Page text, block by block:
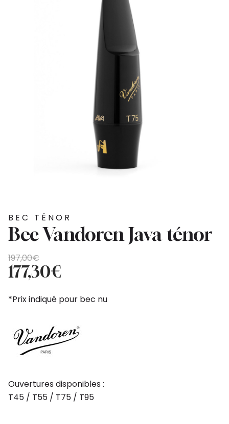
BEC TÉNOR
Bec Vandoren Java ténor
197,00€
Le
prix
initial
était :
197,00€.
177,30€
Le
prix
actuel
est :
177,30€.
*Prix indiqué pour bec nu
Ouvertures disponibles :
T45 / T55 / T75 / T95